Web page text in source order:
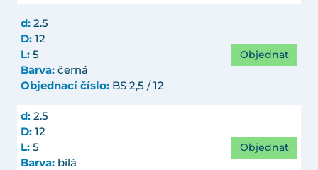
d: 2.5
D: 12
L: 5
Barva: černá
Objednací číslo: BS 2,5 / 12
Objednat
d: 2.5
D: 12
L: 5
Barva: bílá
Objednat